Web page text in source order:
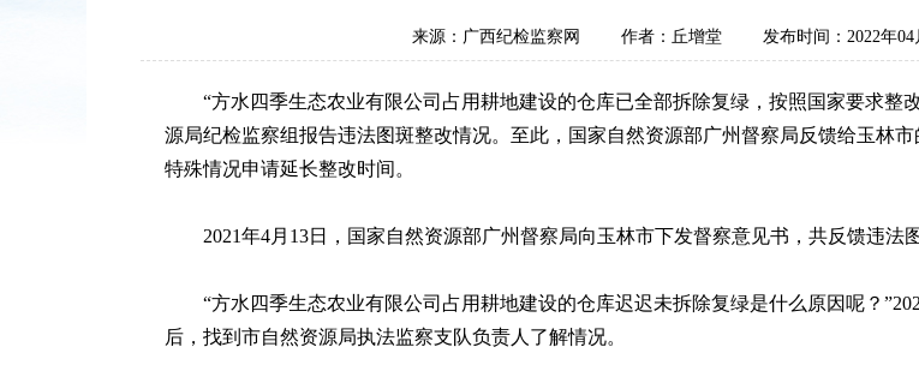
来源：广西纪检监察网 作者：丘增堂 发布时间：2022年04
“方水四季生态农业有限公司占用耕地建设的仓库已全部拆除复绿，按照国家要求整
源局纪检监察组报告违法图斑整改情况。至此，国家自然资源部广州督察局反馈给玉林
特殊情况申请延长整改时间。
2021年4月13日，国家自然资源部广州督察局向玉林市下发督察意见书，共反馈违法
“方水四季生态农业有限公司占用耕地建设的仓库迟迟未拆除复绿是什么原因呢？
后，找到市自然资源局执法监察支队负责人了解情况。